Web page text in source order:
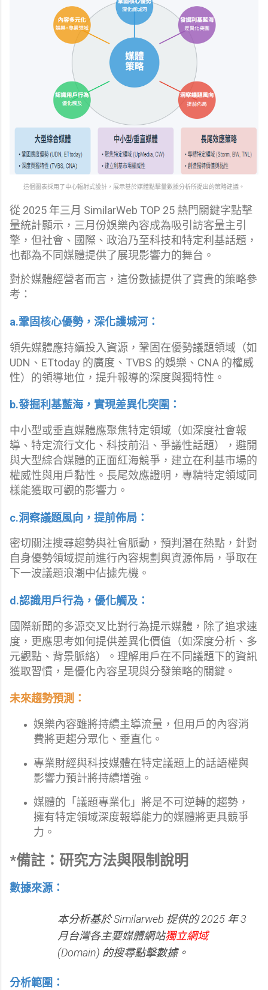
這個圖表採用了中心輻射式設計，展示基於媒體點擊量數據分析所提出的策略建議。
從 2025 年三月 SimilarWeb TOP 25 熱門關鍵字點擊
量統計顯示，三月份娛樂內容成為吸引訪客量主引
擎，但社會、國際、政治乃至科技和特定利基話題，
也都為不同媒體提供了展現影響力的舞台。
對於媒體經營者而言，這份數據提供了寶貴的策略參
考：
a.鞏固核心優勢，深化護城河：
領先媒體應持續投入資源，鞏固在優勢議題領域（如
UDN、ETtoday 的廣度、TVBS 的娛樂、CNA 的權威
性）的領導地位，提升報導的深度與獨特性。
b.發掘利基藍海，實現差異化突圍：
中小型或垂直媒體應聚焦特定領域（如深度社會報
導、特定流行文化、科技前沿、爭議性話題），避開
與大型綜合媒體的正面紅海競爭，建立在利基市場的
權威性與用戶黏性。長尾效應證明，專精特定領域同
樣能獲取可觀的影響力。
c.洞察議題風向，提前佈局：
密切關注搜尋趨勢與社會脈動，預判潛在熱點，針對
自身優勢領域提前進行內容規劃與資源佈局，爭取在
下一波議題浪潮中佔據先機。
d.認識用戶行為，優化觸及：
國際新聞的多源交叉比對行為提示媒體，除了追求速
度，更應思考如何提供差異化價值（如深度分析、多
元觀點、背景脈絡）。理解用戶在不同議題下的資訊
獲取習慣，是優化內容呈現與分發策略的關鍵。
未來趨勢預測：
娛樂內容雖將持續主導流量，但用戶的內容消
費將更趨分眾化、垂直化。
專業財經與科技媒體在特定議題上的話語權與
影響力預計將持續增強。
媒體的「議題專業化」將是不可逆轉的趨勢，
擁有特定領域深度報導能力的媒體將更具競爭
力。
*備註：研究方法與限制說明
數據來源：
本分析基於 Similarweb 提供的 2025 年 3
月台灣各主要媒體網站獨立網域
(Domain) 的搜尋點擊數據。
分析範圍：